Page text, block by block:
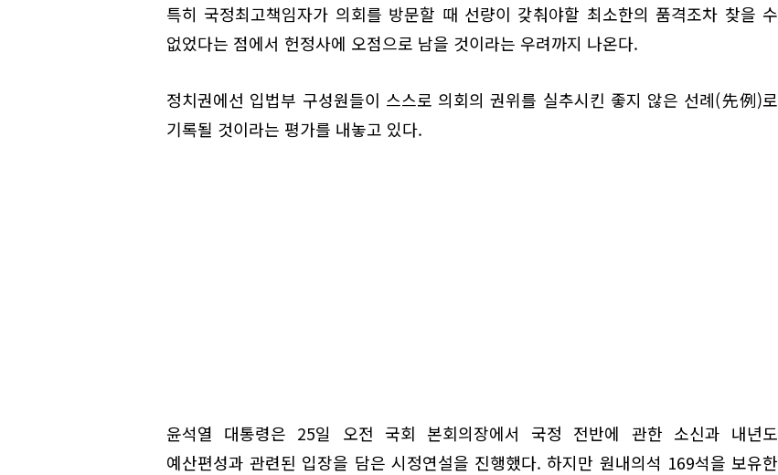
특히 국정최고책임자가 의회를 방문할 때 선량이 갖춰야할 최소한의 품격조차 찾을 수
없었다는 점에서 헌정사에 오점으로 남을 것이라는 우려까지 나온다.
정치권에선 입법부 구성원들이 스스로 의회의 권위를 실추시킨 좋지 않은 선례(先例)로
기록될 것이라는 평가를 내놓고 있다.
윤석열 대통령은 25일 오전 국회 본회의장에서 국정 전반에 관한 소신과 내년도
예산편성과 관련된 입장을 담은 시정연설을 진행했다. 하지만 원내의석 169석을 보유한